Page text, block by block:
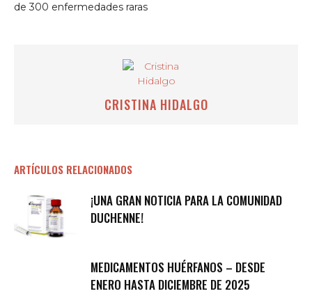
de 300 enfermedades raras
CRISTINA HIDALGO
ARTÍCULOS RELACIONADOS
¡UNA GRAN NOTICIA PARA LA COMUNIDAD
DUCHENNE!
MEDICAMENTOS HUÉRFANOS – DESDE
ENERO HASTA DICIEMBRE DE 2025